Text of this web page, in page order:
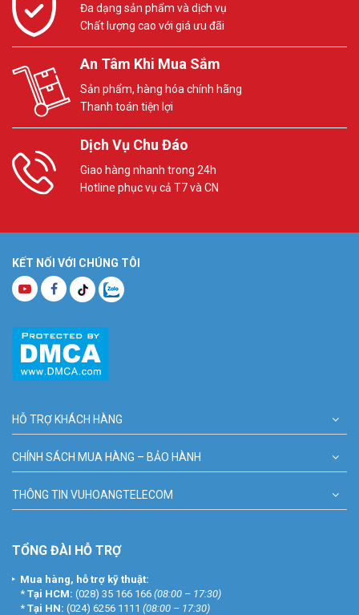
Đa dạng sản phẩm và dịch vụ
Chất lượng cao với giá ưu đãi
An Tâm Khi Mua Sắm
Sản phẩm, hàng hóa chính hãng
Thanh toán tiện lợi
Dịch Vụ Chu Đáo
Giao hàng nhanh trong 24h
Hotline phục vụ cả T7 và CN
KẾT NỐI VỚI CHÚNG TÔI
HỖ TRỢ KHÁCH HÀNG
CHÍNH SÁCH MUA HÀNG – BẢO HÀNH
THÔNG TIN VUHOANGTELECOM
TỔNG ĐÀI HỖ TRỢ
Mua hàng, hỗ trợ kỹ thuật:
* Tại HCM: (028) 35 166 166 (08:00 – 17:30)
* Tại HN: (024) 6256 1111 (08:00 – 17:30)